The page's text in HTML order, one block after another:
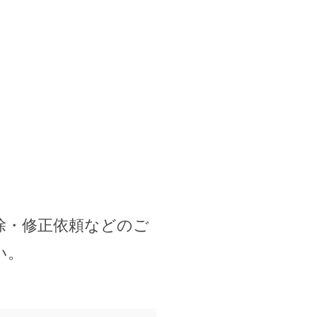
・修正依頼などのご